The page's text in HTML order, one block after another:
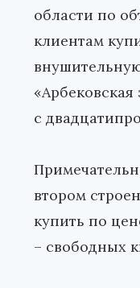
области по
клиентам
с
втором
купить по
– свободных